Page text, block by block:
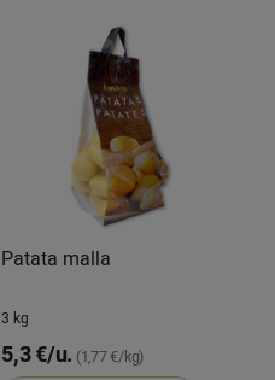
Patata malla
3 kg
5,3 €/u. (1,77 €/kg)